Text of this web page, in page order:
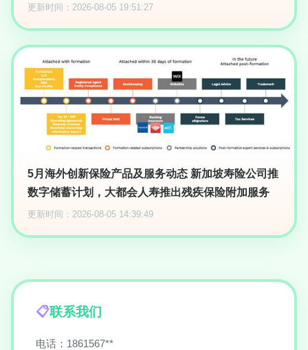
更新时间：2026-08-05 19:51:27
5月海外创新保险产品及服务动态 新加坡寿险公司推
数字储蓄计划，大都会人寿推出残疾保险附加服务
更新时间：2026-08-05 14:39:49
联系我们
电话：1861567**